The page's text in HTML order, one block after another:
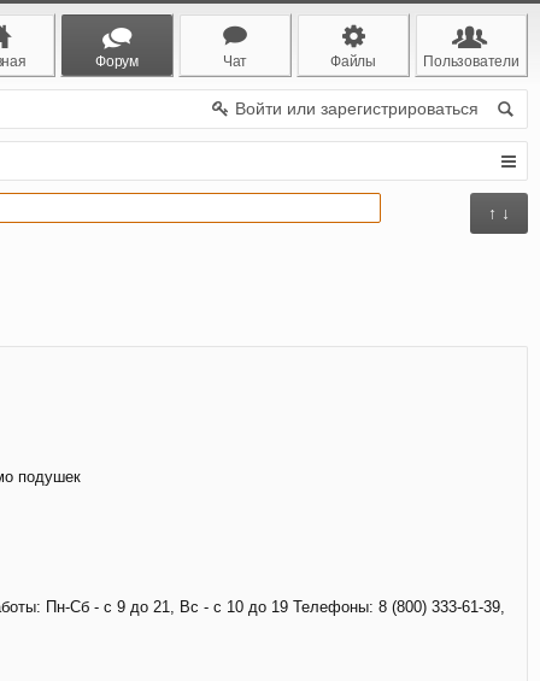
Форум Чат Файлы Пользователи
Войти или зарегистрироваться
↑ ↓
подушек
Пн-Сб - с 9 до 21, Вс - с 10 до 19 Телефоны: 8 (800) 333-61-39,